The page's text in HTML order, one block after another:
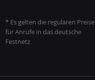
* Es gelten die regulären Preise
für Anrufe in das deutsche
Festnetz